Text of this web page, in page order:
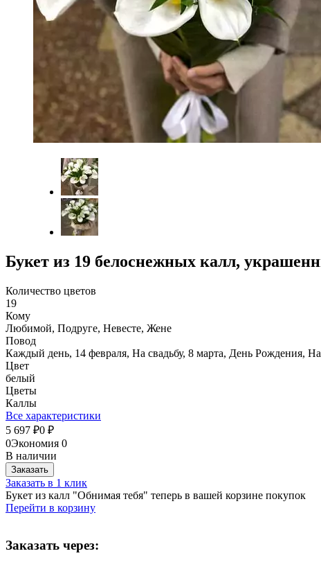
Букет из 19 белоснежных калл,
Количество цветов
19
Кому
Любимой, Подруге, Невесте, Жене
Повод
Каждый день, 14 февраля, На свадьбу, 8 марта, День Рождения,
Цвет
белый
Цветы
Каллы
Все характеристики
5 697 ₽0 ₽
0Экономия 0
В наличии
Заказать
Заказать в 1 клик
Букет из калл "Обнимая тебя" теперь в вашей корзине покупок
Перейти в корзину
Заказать через: